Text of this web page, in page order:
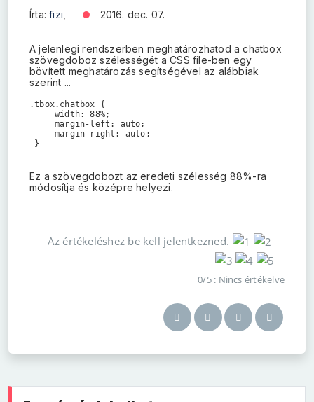
Írta:fizi 2016. dec. 07.
A jelenlegi rendszerben meghatározhatod a chatbox
szövegdoboz szélességét a CSS file-ben egy
bövített meghatározás segítségével az alábbiak
szerint ...
.tbox.chatbox {
     width: 88%;
     margin-left: auto;
     margin-right: auto;
}
Ez a szövegdobozt az eredeti szélesség 88%-ra
módosítja és középre helyezi.
Az értékeléshez be kell jelentkezned.
0/5 : Nincs értékelve